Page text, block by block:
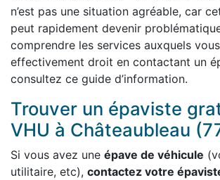
n’est pas une situation agréable, car
peut rapidement devenir
comprendre les services auxquels
effectivement droit en contactant un
consultez ce guide d’information.
Trouver un épaviste
VHU à Châteaubleau
Si vous avez une épave de véhicule
utilitaire, etc), contactez votre